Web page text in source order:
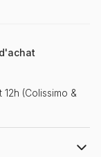
(Colissimo &